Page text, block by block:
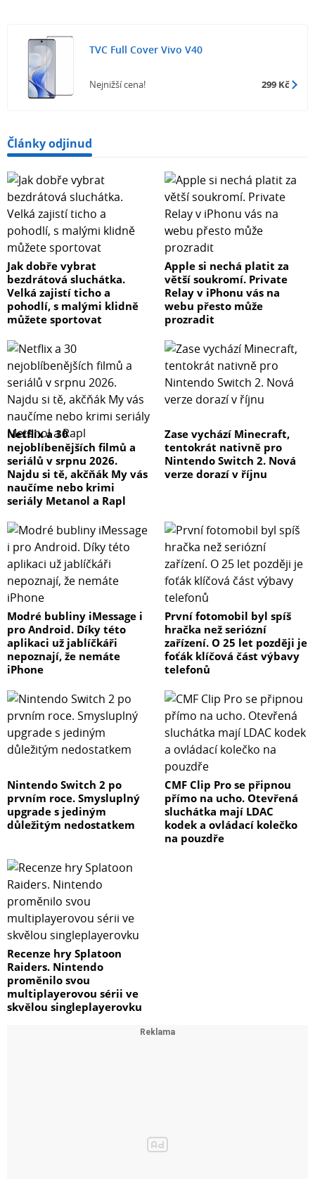
TVC Full Cover Vivo V40
Nejnižší cena! 299 Kč
Články odjinud
Jak dobře vybrat
bezdrátová sluchátka.
Velká zajistí ticho a
pohodlí, s malými klidně
můžete sportovat
Apple si nechá platit za
větší soukromí. Private
Relay v iPhonu vás na
webu přesto může
prozradit
Netflix a 30
nejoblíbenějších filmů a
seriálů v srpnu 2026.
Najdu si tě, akčňák My vás
naučíme nebo krimi
seriály Metanol a Rapl
Zase vychází Minecraft,
tentokrát nativně pro
Nintendo Switch 2. Nová
verze dorazí v říjnu
Modré bubliny iMessage i
pro Android. Díky této
aplikaci už jablíčkáři
nepoznají, že nemáte
iPhone
První fotomobil byl spíš
hračka než seriózní
zařízení. O 25 let později je
foťák klíčová část výbavy
telefonů
Nintendo Switch 2 po
prvním roce. Smysluplný
upgrade s jediným
důležitým nedostatkem
CMF Clip Pro se připnou
přímo na ucho. Otevřená
sluchátka mají LDAC
kodek a ovládací kolečko
na pouzdře
Recenze hry Splatoon
Raiders. Nintendo
proměnilo svou
multiplayerovou sérii ve
skvělou singleplayerovku